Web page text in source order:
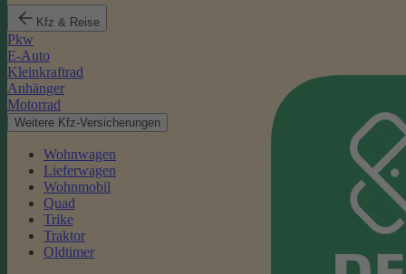
Kfz & Reise
Pkw
E-Auto
Kleinkraftrad
Anhänger
Motorrad
Weitere Kfz-Versicherungen
Wohnwagen
Lieferwagen
Wohnmobil
Quad
Trike
Traktor
Oldtimer